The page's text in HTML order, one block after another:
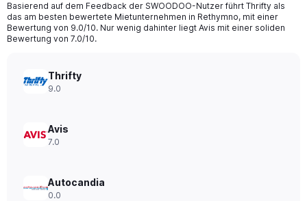
The
chart
has
axis
displaying
to
Basierend auf dem Feedback der SWOODOO-Nutzer führt Thrifty als
das am besten bewertete Mietunternehmen in Rethymno, mit einer
Bewertung von 9.0/10. Nur wenig dahinter liegt Avis mit einer soliden
Bewertung von 7.0/10.
Thrifty
9.0
Avis
7.0
Autocandia
0.0